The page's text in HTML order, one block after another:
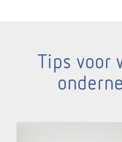
Tips voor